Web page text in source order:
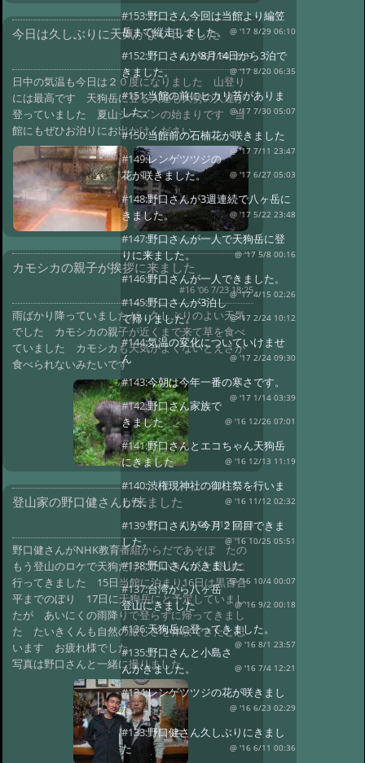
今日は久しぶりに天気がよい日でした
#17 '06 7/30 18:57
日中の気温も今日は２０度になりました 山登り
には最高です 天狗岳に登る人達も大勢の人達が
登っていました 夏山シーズンの始まりです 当
館にもぜひお泊りにお出かけください
カモシカの親子が挨拶に来ました
#16 '06 7/23 18:25
雨ばかり降っていましたが 久しぶりのよい天気
でした カモシカの親子が近くまで来て草を食べ
ていました カモシカも天気がよくないとえさが
食べられないみたいです
登山家の野口健さんが来ました
#15 '06 7/17 17:33
野口健さんがNHK教育番組からだであそぼ たの
もう登山のロケで天狗だけにたいきくんと登山に
行ってきました 15日当館に泊まり16日は黒百合
平までのぼり 17日に天狗岳にと予定していまし
たが あいにくの雨降りで登らずに帰ってきまし
た たいきくんも自然の厳しさを体験できたと思
います お疲れ様でした
写真は野口さんと一緒に撮りました
#153:野口さん今回は当館より編笠
岳まで縦走しました。
@ '17 8/29 06:10
#152:野口さんが8月14日から3泊で
きました。
@ '17 8/20 06:35
#151:当館の前にヒカリ苔がありま
した。
@ '17 7/30 05:07
#150:当館前の石楠花が咲きました
@ '17 7/11 23:47
#149:レンゲツツジの
花が咲きました。
@ '17 6/27 05:03
#148:野口さんが3週連続で八ヶ岳に
きました。
@ '17 5/22 23:48
#147:野口さんが一人で天狗岳に登
りに来ました。
@ '17 5/8 00:16
#146:野口さんが一人できました。
@ '17 4/15 02:26
#145:野口さんが3泊し
て帰りました。
@ '17 2/24 10:12
#144:気温の変化についていけませ
ん
@ '17 2/24 09:30
#143:今朝は今年一番の寒さです。
@ '17 1/14 03:39
#142:野口さん家族で
きました
@ '16 12/26 07:01
#141:野口さんとエコちゃん天狗岳
にきました
@ '16 12/13 11:19
#140:渋権現神社の御柱祭を行いま
した。
@ '16 11/12 02:32
#139:野口さんが今月２回目できま
した。
@ '16 10/25 05:51
#138:野口さんがきました
@ '16 10/4 00:07
#137:台湾から八ヶ岳
登山にきました
@ '16 9/2 00:18
#136:天狗岳に登ってきました。
@ '16 8/1 23:57
#135:野口さんと小島さ
んがきました。
@ '16 7/4 12:21
#134:レンゲツツジの花が咲きまし
た。
@ '16 6/23 02:29
#133:野口健さん久しぶりにきまし
た
@ '16 6/11 00:36